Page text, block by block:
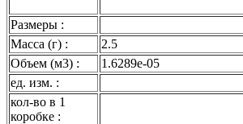
Размеры :
Масса (г) :
2.5
Объем (м3) :
1.6289e-05
ед. изм. :
кол-во в 1
коробке :